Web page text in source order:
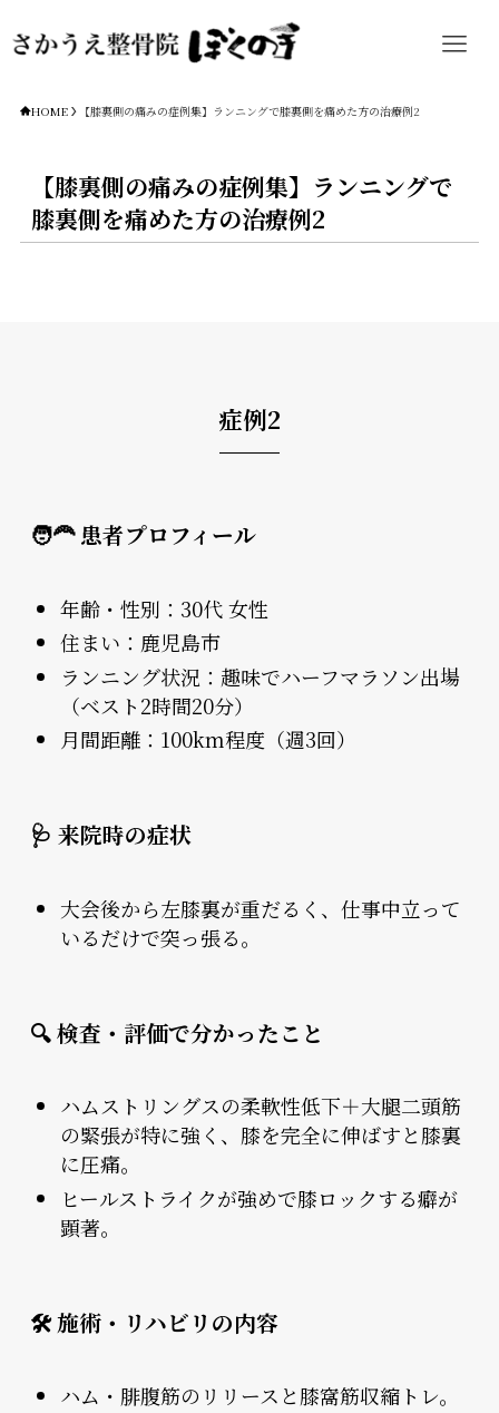
HOME 【膝裏側の痛みの症例集】ランニングで膝裏側を痛めた方の治療例2
【膝裏側の痛みの症例集】ランニングで
膝裏側を痛めた方の治療例2
症例2
🧑‍🦰 患者プロフィール
年齢・性別：30代 女性
住まい：鹿児島市
ランニング状況：趣味でハーフマラソン出場
（ベスト2時間20分）
月間距離：100km程度（週3回）
🩺 来院時の症状
大会後から左膝裏が重だるく、仕事中立って
いるだけで突っ張る。
🔍 検査・評価で分かったこと
ハムストリングスの柔軟性低下＋大腿二頭筋
の緊張が特に強く、膝を完全に伸ばすと膝裏
に圧痛。
ヒールストライクが強めで膝ロックする癖が
顕著。
🛠 施術・リハビリの内容
ハム・腓腹筋のリリースと膝窩筋収縮トレ。